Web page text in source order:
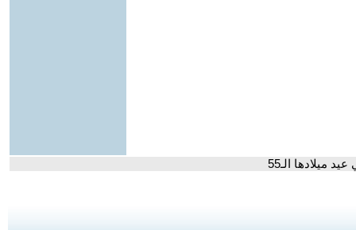
ميلادها الـ55